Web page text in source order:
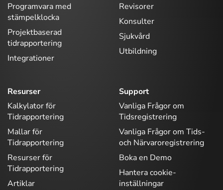
Programvara med
stämpelklocka
Projektbaserad
tidrapportering
Integrationer
Revisorer
Konsulter
Sjukvård
Utbildning
Resurser
Kalkylator för
Tidrapportering
Mallar för
Tidrapportering
Resurser för
Tidrapportering
Artiklar
Support
Vanliga Frågor om
Tidsregistrering
Vanliga Frågor om Tids-
och Närvaroregistrering
Boka en Demo
Hantera cookie-
inställningar